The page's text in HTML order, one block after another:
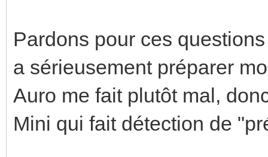
Pardons pour ces
a sérieusement préparer
Auro me fait plutôt mal,
Mini qui fait détection de